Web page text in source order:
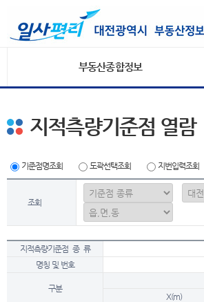
부동산종합정보
지적측량기준점 열람
기준점명조회 도곽선택조회 지번입력조회
조회
지적측량기준점 종 류
명칭 및 번호
구분
X(m)